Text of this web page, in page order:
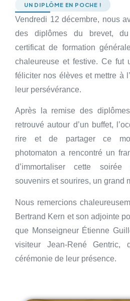
UN DIPLÔME EN POCHE !
Vendredi 12 décembre, nous
des diplômes du brevet,
certificat de formation
chaleureuse et festive. Ce fut
féliciter nos élèves et mettre à
leur persévérance.
Après la remise des
retrouvé autour d’un buffet,
rire et de partager ce
photomaton a rencontré un
d’immortaliser cette
souvenirs et sourires, un grand
Nous remercions
Bertrand Kern et son adjointe
que Monseigneur Étienne
visiteur Jean-René Gentric,
cérémonie de leur présence.